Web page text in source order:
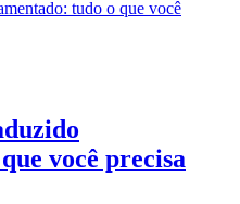
você precisa